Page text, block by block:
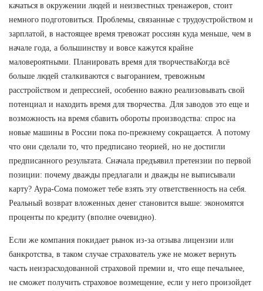
качаться в окружении людей и неизвестных тренажеров, стоит
немного подготовиться. Проблемы, связанные с трудоустройством и
зарплатой, в настоящее время тревожат россиян куда меньше, чем в
начале года, а большинству и вовсе кажутся крайне
маловероятными. Планировать время для творчестваКогда всё
больше людей сталкиваются с выгоранием, тревожным
расстройством и депрессией, особенно важно реализовывать свой
потенциал и находить время для творчества. Для заводов это еще и
возможность на время сбавить обороты производства: спрос на
новые машины в России пока по-прежнему сокращается. А потому
что они сделали то, что предписано теорией, но не достигли
предписанного результата. Сначала предъявил претензии по первой
позиции: почему дважды предлагали и дважды не выписывали
карту? Аура-Сома поможет тебе взять эту ответственность на себя.
Реальный возврат вложенных денег становится выше: экономятся
проценты по кредиту (вполне очевидно).
Если же компания покидает рынок из-за отзыва лицензии или
банкротства, в таком случае страхователь уже не может вернуть
часть неизрасходованной страховой премии и, что еще печальнее,
не сможет получить страховое возмещение, если у него произойдет